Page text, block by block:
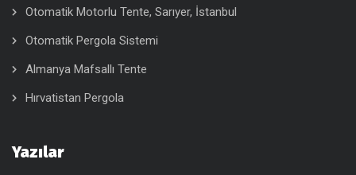
Otomatik Motorlu Tente, Sarıyer, İstanbul
Otomatik Pergola Sistemi
Almanya Mafsallı Tente
Hırvatistan Pergola
Yazılar